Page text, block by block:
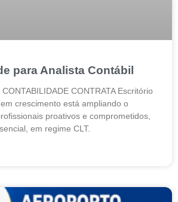
para Analista Contábil
CONTRATA Escritório
crescimento está ampliando o
proativos e comprometidos,
em regime CLT.